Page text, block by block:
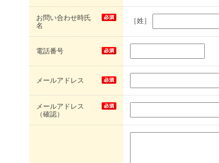
お問い合わせ時氏
名
［姓］
電話番号
メールアドレス
メールアドレス
（確認）